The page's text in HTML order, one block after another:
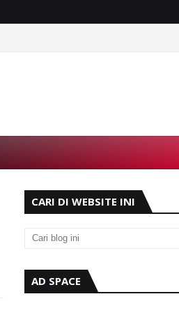
CARI DI WEBSITE INI
AD SPACE